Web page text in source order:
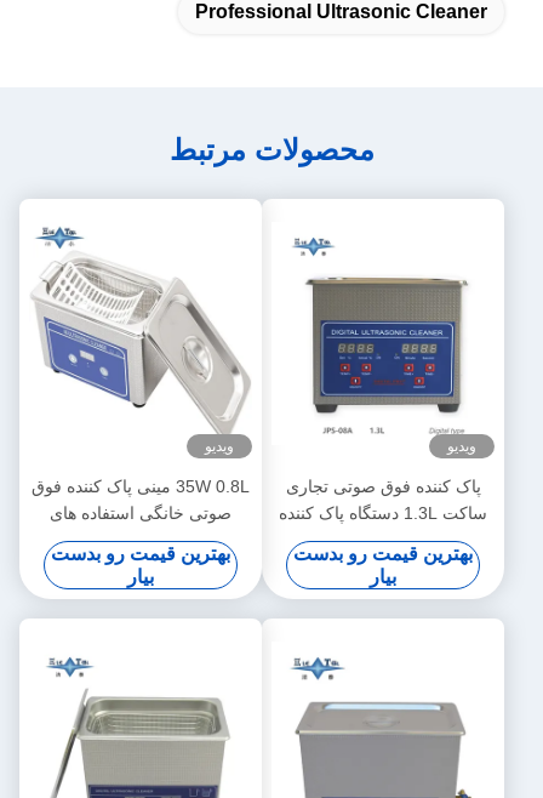
Professional Ultrasonic Cleaner
محصولات مرتبط
ویدیو
پاک کننده فوق صوتی تجاری
ساکت 1.3L دستگاه پاک کننده
فوق صوتی دیجیتال 60W با
زمان بندی چند گیر
بهترین قیمت رو بدست
بیار
ویدیو
35W 0.8L مینی پاک کننده فوق
صوتی خانگی استفاده های
چندگانه پاک کننده عمیق
جواهرات عینک ساعت اصلاح
کننده دندان
بهترین قیمت رو بدست
بیار